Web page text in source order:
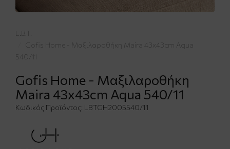
L.B.T.
Gofis Home - Μαξιλαροθήκη Maira 43x43cm Aqua
540/11
Gofis Home - Μαξιλαροθήκη
Maira 43x43cm Aqua 540/11
Κωδικός Προϊόντος: LBTGH2005540/11